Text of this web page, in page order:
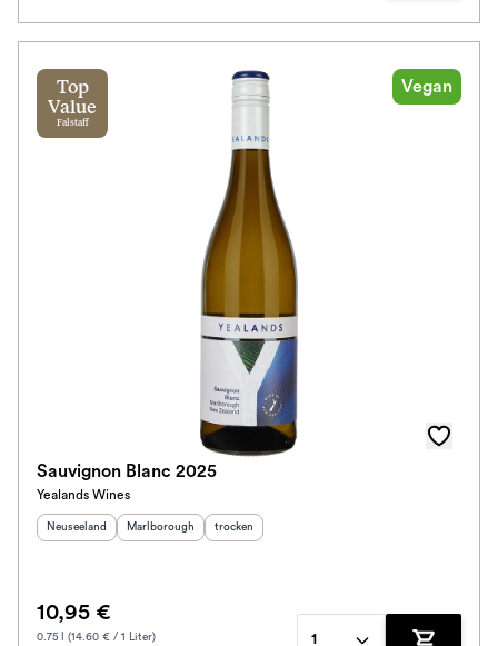
Top
Value
Falstaff
Vegan
Sauvignon Blanc 2025
Yealands Wines
Herkunftsland
Neuseeland Herkunftsregion
Marlborough Geschmack
trocken
10,95 €
0.75 l (14.60 € / 1 Liter)
1